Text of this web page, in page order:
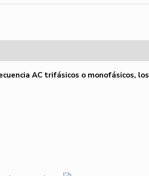
AC trifásicos o monofásicos, los